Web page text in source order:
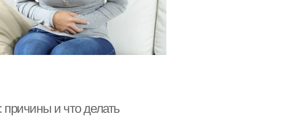
и что делать